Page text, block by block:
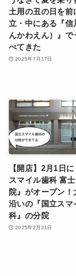
土用の丑の日を前
立・中にある『信
んかわえん）』で
べてきた
2025年7月17日
【開店】2月1日
スマイル歯科 富
院』がオープン！
沿いの『国立スマ
科』の分院
2025年2月21日